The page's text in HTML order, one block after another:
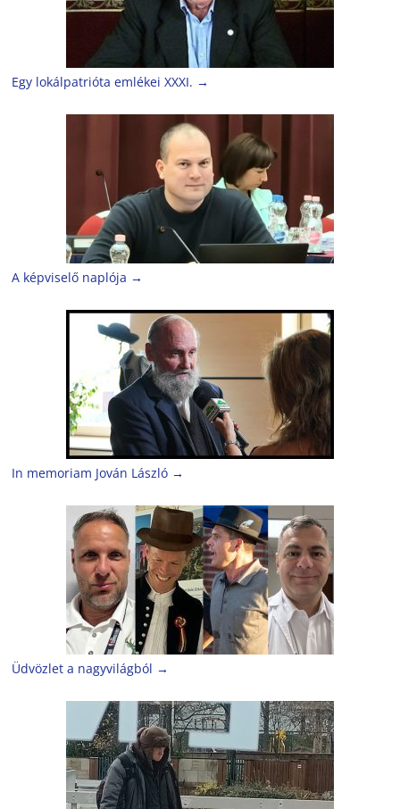
Egy lokálpatrióta emlékei XXXI. →
A képviselő naplója →
In memoriam Jován László →
Üdvözlet a nagyvilágból →